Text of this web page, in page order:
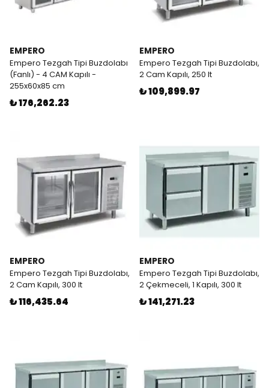
EMPERO
Empero Tezgah Tipi Buzdolabı
(Fanlı) - 4 CAM Kapılı -
255x60x85 cm
₺ 176,262.23
EMPERO
Empero Tezgah Tipi Buzdolabı,
2 Cam Kapılı, 250 lt
₺ 109,899.97
EMPERO
Empero Tezgah Tipi Buzdolabı,
2 Cam Kapılı, 300 lt
₺ 116,435.64
EMPERO
Empero Tezgah Tipi Buzdolabı,
2 Çekmeceli, 1 Kapılı, 300 lt
₺ 141,271.23